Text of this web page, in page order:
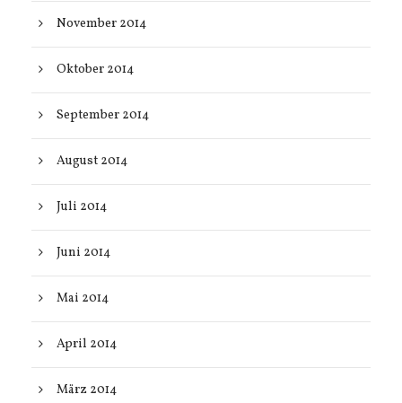
November 2014
Oktober 2014
September 2014
August 2014
Juli 2014
Juni 2014
Mai 2014
April 2014
März 2014